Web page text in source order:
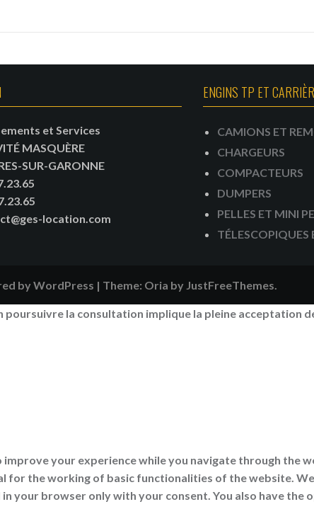
et Services
MASQUÈRE
SUR-GARONNE
location.com
ENGINS TP ET
CAMIONS ET
CHARGEURS
COMPACTEURS
DUMPERS
PELLES ET MINI
TÉLESCOPIQUES
by WordPress | Theme: Oria by JustFreeThemes.
poursuivre la consultation implique la pleine acceptation
improve your experience while you navigate through
for the working of basic functionalities of the website.
your browser only with your consent. You also have